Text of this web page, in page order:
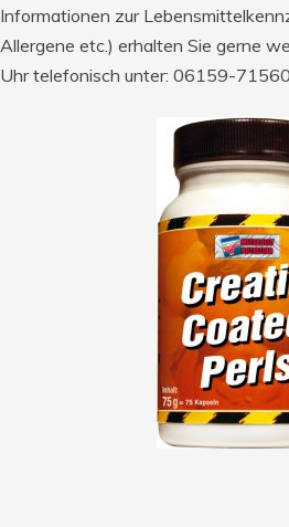
Informationen zur
Allergene etc.) erhalten Sie gerne
Uhr telefonisch unter: 06159-71560